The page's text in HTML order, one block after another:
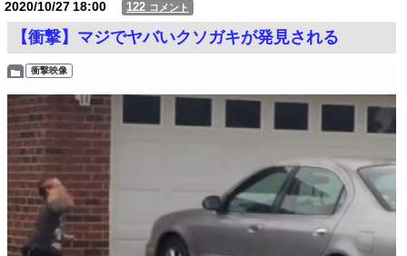
2020/10/2718:00 122 コメント
【衝撃】マジでヤバいクソガキが発見される
衝撃映像